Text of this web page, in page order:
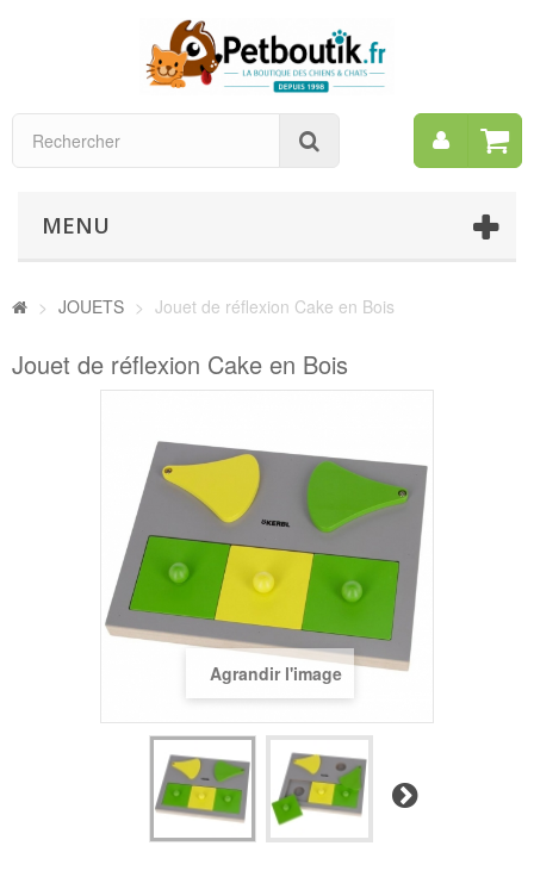
Mon
MENU
> JOUETS > Jouet de réflexion Cake en Bois
Jouet de réflexion Cake en Bois
Agrandir l'image
Suivant